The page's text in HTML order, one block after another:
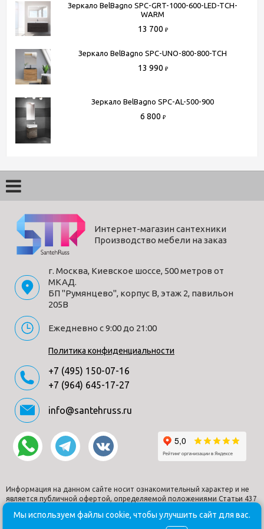
Зеркало BelBagno SPC-GRT-1000-600-LED-TCH-
WARM
13 700 ₽
Зеркало BelBagno SPC-UNO-800-800-TCH
13 990 ₽
Зеркало BelBagno SPC-AL-500-900
6 800 ₽
Интернет-магазин сантехники
Производство мебели на заказ
г. Москва, Киевское шоссе, 500 метров от
МКАД.
БП "Румянцево", корпус В, этаж 2, павильон
205В
Ежедневно с 9:00 до 21:00
Политика конфиденциальности
+7 (495) 150-07-16
+7 (964) 645-17-27
info@santehruss.ru
Информация на данном сайте носит ознакомительный характер и не
является публичной офертой, определяемой положениями Статьи 437
© Santehruss.ru 2018-2026. Все права защищены. Все торговые
Мы используем файлы cookie, чтобы улучшить сайт для вас.